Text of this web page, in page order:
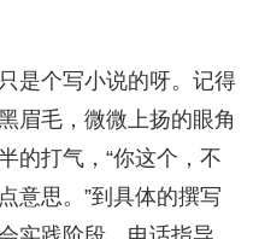
是个写小说的呀。记得
眉毛，微微上扬的眼角
的打气，“你这个，不
意思。”到具体的撰写